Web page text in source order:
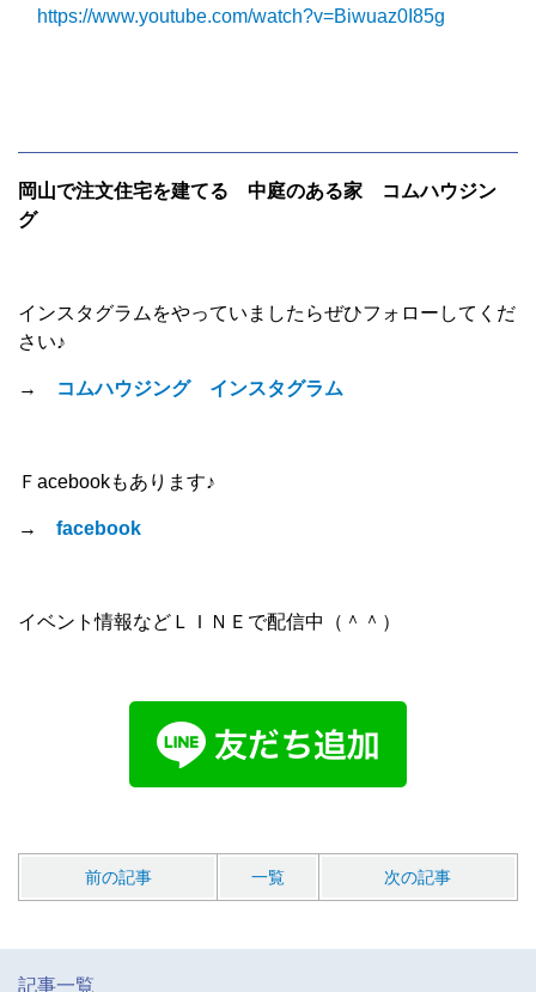
https://www.youtube.com/watch?v=Biwuaz0I85g
岡山で注文住宅を建てる 中庭のある家 コムハウジン
グ
インスタグラムをやっていましたらぜひフォローしてくだ
さい♪
→ コムハウジング インスタグラム
Ｆacebookもあります♪
→ facebook
イベント情報などＬＩＮＥで配信中（＾＾）
前の記事 一覧 次の記事
記事一覧